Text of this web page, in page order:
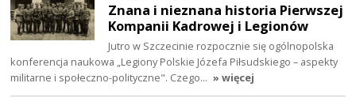
Znana i nieznana historia Pierwszej
Kompanii Kadrowej i Legionów
Jutro w Szczecinie rozpocznie się ogólnopolska
konferencja naukowa „Legiony Polskie Józefa Piłsudskiego – aspekty
militarne i społeczno-polityczne". Czego… » więcej